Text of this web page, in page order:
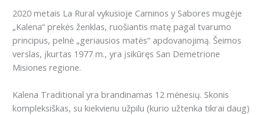
2020 metais La Rural vykusioje Caminos y Sabores mugėje
„Kalena“ prekės ženklas, ruošiantis matę pagal tvarumo
principus, pelnė „geriausios matės“ apdovanojimą. Šeimos
verslas, įkurtas 1977 m., yra įsikūręs San Demetrione
Misiones regione.
Kalena Traditional yra brandinamas 12 mėnesių. Skonis
kompleksiškas, su kiekvienu užpilu (kurio užtenka tikrai daug)